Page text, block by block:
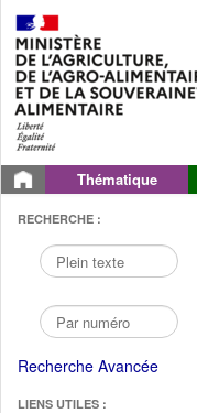
Thématique
RECHERCHE :
Recherche Avancée
LIENS UTILES :